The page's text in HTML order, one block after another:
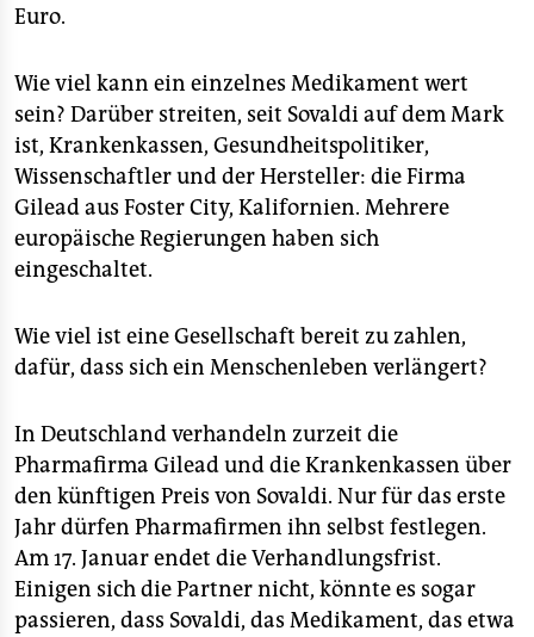
Euro.
Wie viel kann ein einzelnes Medikament wert
sein? Darüber streiten, seit Sovaldi auf dem Mark
ist, Krankenkassen, Gesundheitspolitiker,
Wissenschaftler und der Hersteller: die Firma
Gilead aus Foster City, Kalifornien. Mehrere
europäische Regierungen haben sich
eingeschaltet.
Wie viel ist eine Gesellschaft bereit zu zahlen,
dafür, dass sich ein Menschenleben verlängert?
In Deutschland verhandeln zurzeit die
Pharmafirma Gilead und die Krankenkassen über
den künftigen Preis von Sovaldi. Nur für das erste
Jahr dürfen Pharmafirmen ihn selbst festlegen.
Am 17. Januar endet die Verhandlungsfrist.
Einigen sich die Partner nicht, könnte es sogar
passieren, dass Sovaldi, das Medikament, das etwa